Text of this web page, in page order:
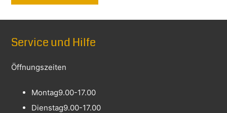
Service und Hilfe
Öffnungszeiten
Montag9.00-17.00
Dienstag9.00-17.00